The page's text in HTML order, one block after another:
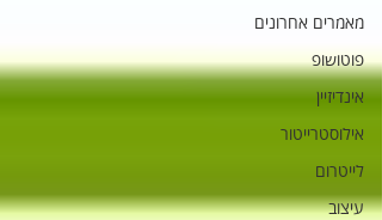
מאמרים אחרונים
פוטושופ
אינדיזיין
אילוסטרייטור
לייטרום
עיצוב